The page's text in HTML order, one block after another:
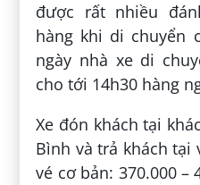
được rất nhiều
hàng khi di chuyển
ngày nhà xe di
cho tới 14h30 hàng
Xe đón khách tại
Bình và trả khách tại
vé cơ bản: 370.000 –